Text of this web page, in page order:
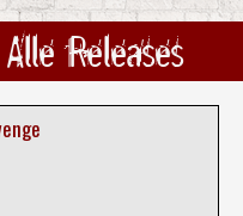
Releases